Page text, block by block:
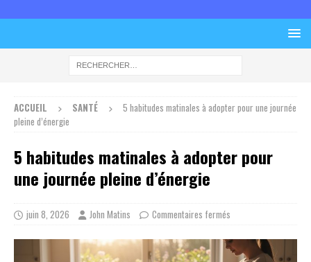
ACCUEIL SANTÉ
5 habitudes matinales à adopter pour une journée
pleine d’énergie
5 habitudes matinales à adopter pour
une journée pleine d’énergie
juin 8, 2026 John Matins Commentaires fermés